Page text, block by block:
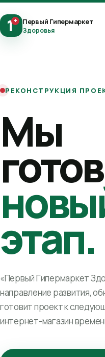
1+ Первый Гипермаркет
Здоровья
РЕКОНСТРУКЦИЯ
Мы
этап.
«Первый Гипермаркет
направление развития,
готовит проект к
интернет-магазин